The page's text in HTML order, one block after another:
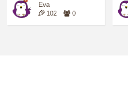
【特殊教育】兄患读写障
Eva
102 0